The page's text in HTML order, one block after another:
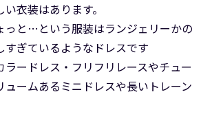
衣装はあります。
っと…という服装はランジェリーかの
すぎているようなドレスです
ラードレス・フリフリレースやチュー
ュームあるミニドレスや長いトレーン